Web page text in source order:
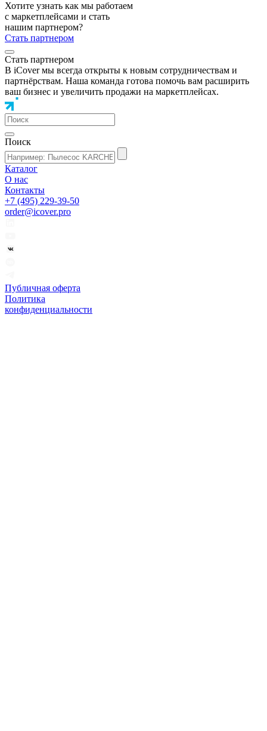
Хотите узнать как мы работаем
с маркетплейсами и стать
нашим партнером?
Стать партнером
Стать партнером
В iCover мы всегда открыты к новым сотрудничествам и
партнёрствам. Наша команда готова помочь вам расширить
ваш бизнес и увеличить продажи на маркетплейсах.
Поиск
Каталог
О нас
Контакты
+7 (495) 229-39-50
order@icover.pro
Публичная оферта
Политика
конфиденциальности